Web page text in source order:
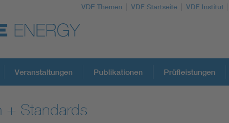
VDE Themen VDE Startseite VDE Institut
Veranstaltungen Publikationen Prüfleistungen
+ Standards